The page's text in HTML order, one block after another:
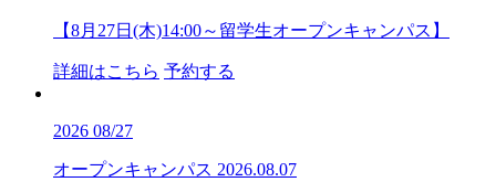
【8月27日(木)14:00～留学生オープンキャンパス】
詳細はこちら 予約する
2026 08/27
オープンキャンパス 2026.08.07